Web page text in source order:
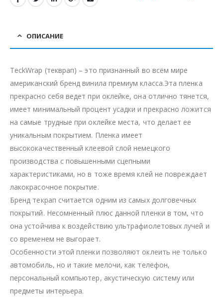
ОПИСАНИЕ
TeckWrap (текврап) – это признанный во всём мире
американский бренд винила премиум класса.Эта пленка
прекрасно себя ведет при оклейке, она отлично тянется,
имеет минимальный процент усадки и прекрасно ложится
на самые трудные при оклейке места, что делает ее
уникальным покрытием. Пленка имеет
высококачественный клеевой слой немецкого
производства с повышенными сцепными
характеристиками, но в тоже время клей не повреждает
лакокрасочное покрытие.
Бренд текрап считается одним из самых долговечных
покрытий. Несомненный плюс данной пленки в том, что
она устойчива к воздействию ультрафиолетовых лучей и
со временем не выгорает.
Особенности этой пленки позволяют оклеить не только
автомобиль, но и такие мелочи, как телефон,
персональный компьютер, акустическую систему или
предметы интерьера.